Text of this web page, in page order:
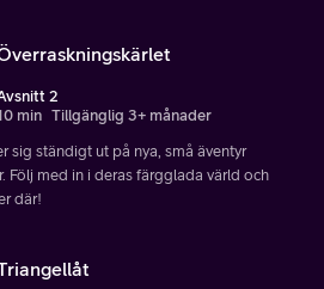
2
min Tillgänglig 3+ månader
sig ständigt ut på nya, små äventyr
Följ med in i deras färgglada värld och
där!